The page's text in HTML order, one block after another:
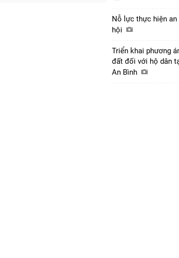
Nỗ lực thực hiện an
hội
Triển khai phương
đất đối với hộ dân
An Bình